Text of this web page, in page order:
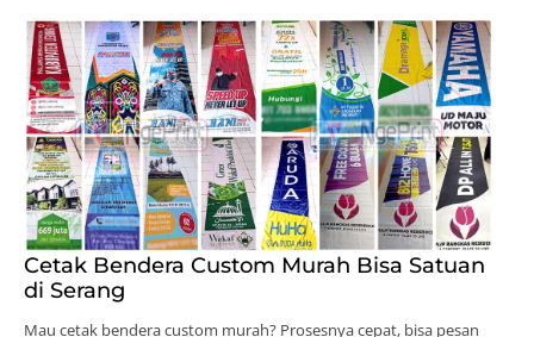
Cetak Bendera Custom Murah Bisa Satuan
di Serang
Mau cetak bendera custom murah? Prosesnya cepat, bisa pesan